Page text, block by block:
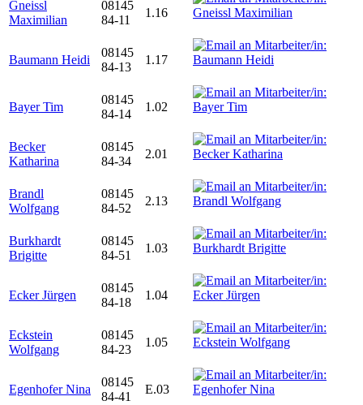
Gneissl
Maximilian
08145
84-11
1.16
Baumann Heidi
08145
84-13
1.17
Bayer Tim
08145
84-14
1.02
Becker
Katharina
08145
84-34
2.01
Brandl
Wolfgang
08145
84-52
2.13
Burkhardt
Brigitte
08145
84-51
1.03
Ecker Jürgen
08145
84-18
1.04
Eckstein
Wolfgang
08145
84-23
1.05
Egenhofer Nina
08145
84-41
E.03